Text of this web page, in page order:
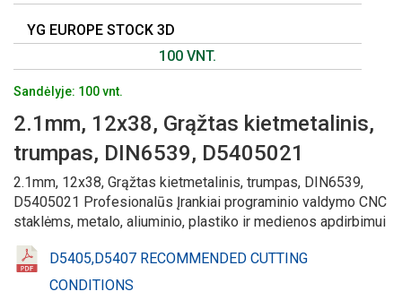
YG EUROPE STOCK 3D
100 VNT.
Sandėlyje: 100 vnt.
2.1mm, 12x38, Grąžtas kietmetalinis,
trumpas, DIN6539, D5405021
2.1mm, 12x38, Grąžtas kietmetalinis, trumpas, DIN6539,
D5405021 Profesionalūs Įrankiai programinio valdymo CNC
staklėms, metalo, aliuminio, plastiko ir medienos apdirbimui
D5405,D5407 RECOMMENDED CUTTING
CONDITIONS